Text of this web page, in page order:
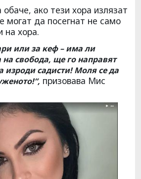
ако тези хора излязат
могат да посегнат не само
на хора.
или за кеф – има ли
на свобода, ще го направят
изроди садисти! Моля се да
призовава Мис